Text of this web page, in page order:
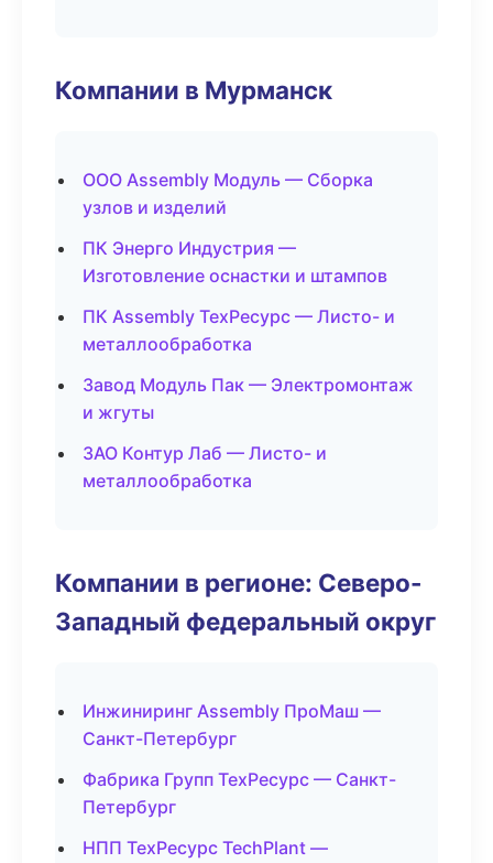
Компании в Мурманск
ООО Assembly Модуль — Сборка
узлов и изделий
ПК Энерго Индустрия —
Изготовление оснастки и штампов
ПК Assembly ТехРесурс — Листо- и
металлообработка
Завод Модуль Пак — Электромонтаж
и жгуты
ЗАО Контур Лаб — Листо- и
металлообработка
Компании в регионе: Северо-
Западный федеральный округ
Инжиниринг Assembly ПроМаш —
Санкт-Петербург
Фабрика Групп ТехРесурс — Санкт-
Петербург
НПП ТехРесурс TechPlant —